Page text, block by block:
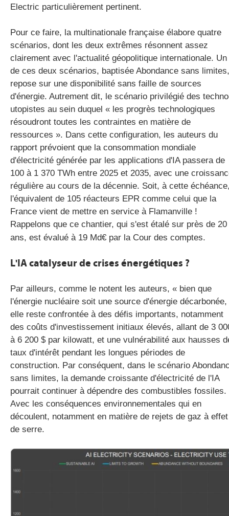
Electric particulièrement pertinent.
Pour ce faire, la multinationale française élabore quatre
scénarios, dont les deux extrêmes résonnent assez
clairement avec l'actualité géopolitique internationale. Un
de ces deux scénarios, baptisée Abondance sans limites,
repose sur une disponibilité sans faille de sources
d'énergie. Autrement dit, le scénario privilégié des
utopistes au sein duquel « les progrès technologiques
résoudront toutes les contraintes en matière de
ressources ». Dans cette configuration, les auteurs du
rapport prévoient que la consommation mondiale
d'électricité générée par les applications d'IA passera de
100 à 1 370 TWh entre 2025 et 2035, avec une
régulière au cours de la décennie. Soit, à cette
l'équivalent de 105 réacteurs EPR comme celui que la
France vient de mettre en service à Flamanville !
Rappelons que ce chantier, qui s'est étalé sur près de 20
ans, est évalué à 19 Md€ par la Cour des comptes.
L'IA catalyseur de crises énergétiques ?
Par ailleurs, comme le notent les auteurs, « bien que
l'énergie nucléaire soit une source d'énergie décarbonée,
elle reste confrontée à des défis importants, notamment
des coûts d'investissement initiaux élevés, allant de 3
à 6 200 $ par kilowatt, et une vulnérabilité aux hausses
taux d'intérêt pendant les longues périodes de
construction. Par conséquent, dans le scénario
sans limites, la demande croissante d'électricité de l'IA
pourrait continuer à dépendre des combustibles fossiles.
Avec les conséquences environnementales qui en
découlent, notamment en matière de rejets de gaz à effet
de serre.